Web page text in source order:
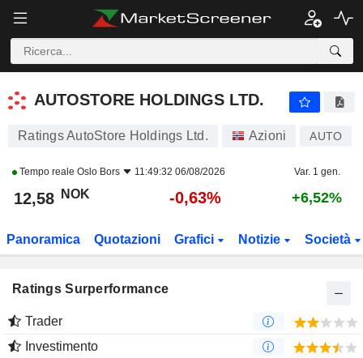
AUTOSTORE HOLDINGS LTD.
AUTOSTORE HOLDINGS LTD.
Ratings AutoStore Holdings Ltd. Azioni AUTO
Tempo reale Oslo Bors 11:49:32 06/08/2026 Var. 1 gen.
12,58 NOK -0,63% +6,52%
Panoramica Quotazioni Grafici Notizie Società
Ratings Surperformance
Trader
Investimento